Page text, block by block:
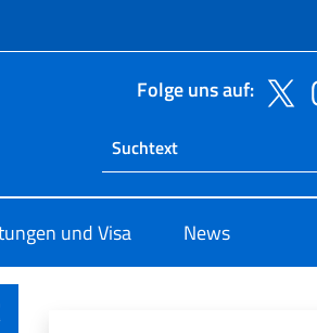
Folge uns auf:
Ricerca
Suchen Sie auf der Website
und Visa News